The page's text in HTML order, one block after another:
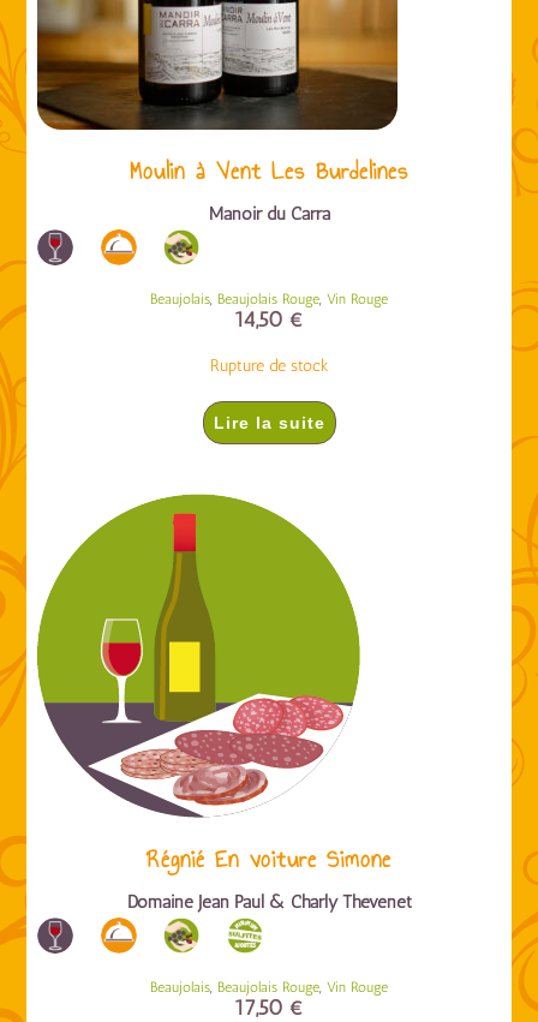
Moulin à Vent Les Burdelines
Manoir du Carra
Beaujolais, Beaujolais Rouge, Vin Rouge
14,50 €
Rupture de stock
Lire la suite
Régnié En voiture Simone
Domaine Jean Paul & Charly Thévenet
Beaujolais, Beaujolais Rouge, Vin Rouge
17,50 €